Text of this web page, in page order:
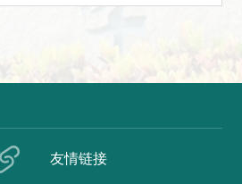
友情链接